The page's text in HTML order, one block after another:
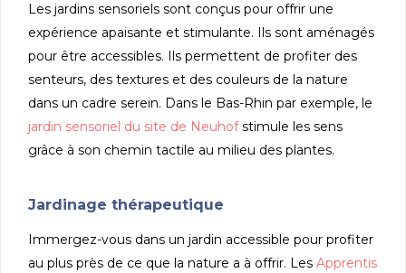
Les jardins sensoriels sont conçus pour offrir une
expérience apaisante et stimulante. Ils sont aménagés
pour être accessibles. Ils permettent de profiter des
senteurs, des textures et des couleurs de la nature
dans un cadre serein. Dans le Bas-Rhin par exemple, le
jardin sensoriel du site de Neuhofstimule les sens
grâce à son chemin tactile au milieu des plantes.
Jardinage thérapeutique
Immergez-vous dans un jardin accessible pour profiter
au plus près de ce que la nature a à offrir. LesApprentis